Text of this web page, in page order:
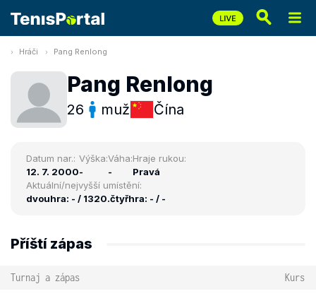
Hráči Pang Renlong
Pang Renlong
26 muž Čína
Datum nar.:
12. 7. 2000
Výška:
-
Váha:
-
Hraje rukou:
Pravá
Aktuální/nejvyšší umístění:
dvouhra: - / 1320.čtyřhra: - / -
Příští zápas
Turnaj a zápas Kurs